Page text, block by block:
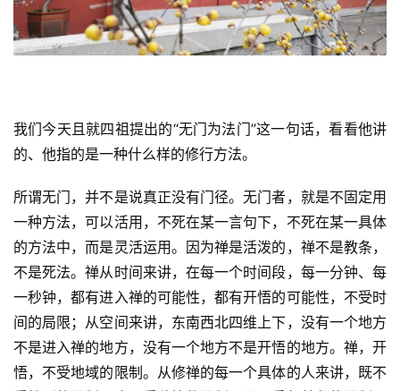
我们今天且就四祖提出的“无门为法门”这一句话，看看他讲
的、他指的是一种什么样的修行方法。
所谓无门，并不是说真正没有门径。无门者，就是不固定用
一种方法，可以活用，不死在某一言句下，不死在某一具体
的方法中，而是灵活运用。因为禅是活泼的，禅不是教条，
不是死法。禅从时间来讲，在每一个时间段，每一分钟、每
一秒钟，都有进入禅的可能性，都有开悟的可能性，不受时
间的局限；从空间来讲，东南西北四维上下，没有一个地方
不是进入禅的地方，没有一个地方不是开悟的地方。禅，开
悟，不受地域的限制。从修禅的每一个具体的人来讲，既不